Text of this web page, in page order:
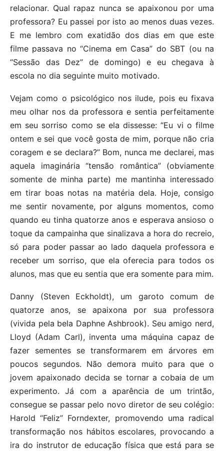
relacionar. Qual rapaz nunca se apaixonou por uma
professora? Eu passei por isto ao menos duas vezes.
E me lembro com exatidão dos dias em que este
filme passava no “Cinema em Casa” do SBT (ou na
“Sessão das Dez” de domingo) e eu chegava à
escola no dia seguinte muito motivado.
Vejam como o psicológico nos ilude, pois eu fixava
meu olhar nos da professora e sentia perfeitamente
em seu sorriso como se ela dissesse: “Eu vi o filme
ontem e sei que você gosta de mim, porque não cria
coragem e se declara?” Bom, nunca me declarei, mas
aquela imaginária “tensão romântica” (obviamente
somente de minha parte) me mantinha interessado
em tirar boas notas na matéria dela. Hoje, consigo
me sentir novamente, por alguns momentos, como
quando eu tinha quatorze anos e esperava ansioso o
toque da campainha que sinalizava a hora do recreio,
só para poder passar ao lado daquela professora e
receber um sorriso, que ela oferecia para todos os
alunos, mas que eu sentia que era somente para mim.
Danny (Steven Eckholdt), um garoto comum de
quatorze anos, se apaixona por sua professora
(vivida pela bela Daphne Ashbrook). Seu amigo nerd,
Lloyd (Adam Carl), inventa uma máquina capaz de
fazer sementes se transformarem em árvores em
poucos segundos. Não demora muito para que o
jovem apaixonado decida se tornar a cobaia de um
experimento. Já com a aparência de um trintão,
consegue se passar pelo novo diretor de seu colégio:
Harold “Feliz” Forndexter, promovendo uma radical
transformação nos hábitos escolares, provocando a
ira do instrutor de educação física que está para se